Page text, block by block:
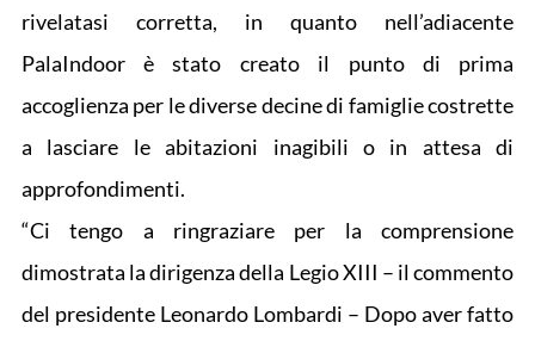
rivelatasi corretta, in quanto nell’adiacente
PalaIndoor è stato creato il punto di prima
accoglienza per le diverse decine di famiglie costrette
a lasciare le abitazioni inagibili o in attesa di
approfondimenti.
“Ci tengo a ringraziare per la comprensione
dimostrata la dirigenza della Legio XIII – il commento
del presidente Leonardo Lombardi – Dopo aver fatto